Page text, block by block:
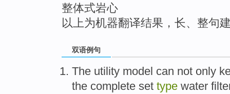
整体式岩心
以上为机器翻译结果，长、整句
双语例句
The utility model can not only
the complete set type water